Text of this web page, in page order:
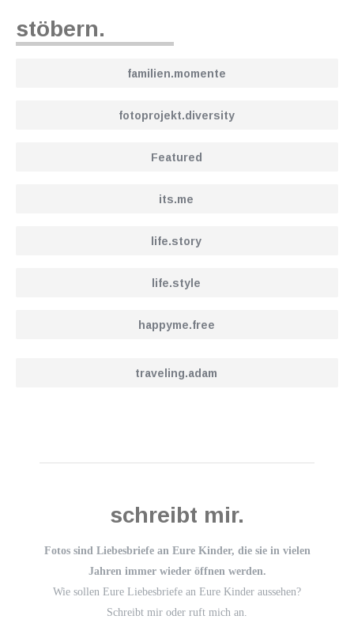
stöbern.
familien.momente
fotoprojekt.diversity
Featured
its.me
life.story
life.style
happyme.free
traveling.adam
schreibt mir.
Fotos sind Liebesbriefe an Eure Kinder, die sie in vielen
Jahren immer wieder öffnen werden.
Wie sollen Eure Liebesbriefe an Eure Kinder aussehen?
Schreibt mir oder ruft mich an.